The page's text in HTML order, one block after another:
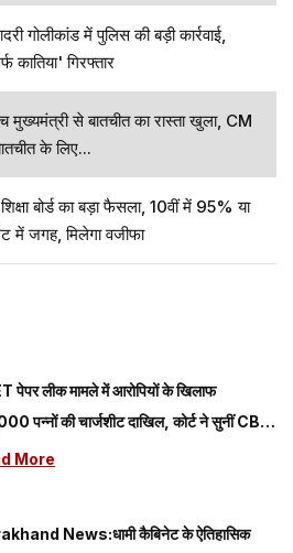
गोलीकांड में पुलिस की बड़ी कार्रवाई,
कातिया' गिरफ्तार
मुख्यमंत्री से बातचीत का रास्ता खुला, CM
के लिए...
बोर्ड का बड़ा फैसला, 10वीं में 95% या
में जगह, मिलेगा वजीफा
पेपर लीक मामले में आरोपियों के खिलाफ
पन्नों की चार्जशीट दाखिल, कोर्ट ने सुनीं CBI
More
News:धामी कैबिनेट के ऐतिहासिक